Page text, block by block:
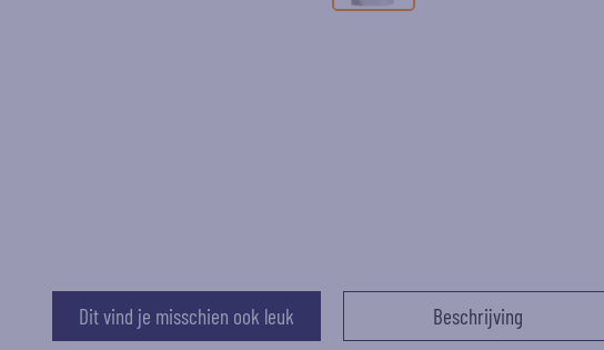
Dit vind je misschien ook leuk Beschrijving